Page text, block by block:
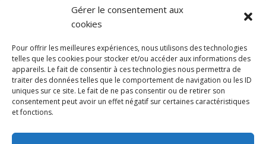
Gérer le consentement aux
cookies
Pour offrir les meilleures expériences, nous utilisons des technologies
telles que les cookies pour stocker et/ou accéder aux informations des
appareils. Le fait de consentir à ces technologies nous permettra de
traiter des données telles que le comportement de navigation ou les ID
uniques sur ce site. Le fait de ne pas consentir ou de retirer son
consentement peut avoir un effet négatif sur certaines caractéristiques
et fonctions.
discothèque
Si tu souhaites
Rocknfool, n'hésite
pas à nous envoyer
tes chroniques de
concerts, de films,
séries ou des billets
d'humeur :